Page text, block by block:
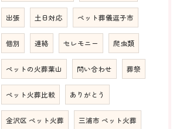
出張 土日対応 ペット葬儀逗子市
個別 連絡 セレモニー 爬虫類
ペットの火葬葉山 問い合わせ 葬祭
ペット火葬比較 ありがとう
金沢区 ペット火葬 三浦市 ペット火葬